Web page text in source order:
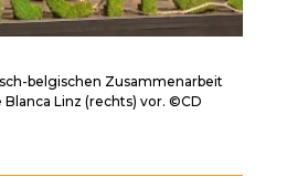
belgischen Zusammenarbeit
Linz (rechts) vor. ©CD